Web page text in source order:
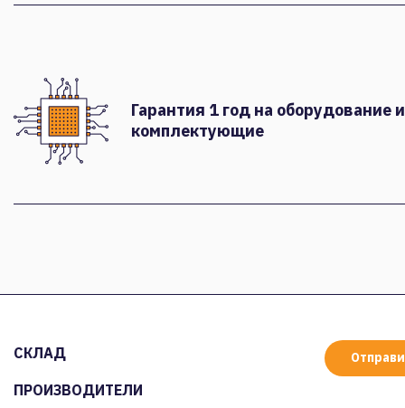
Гарантия 1 год на оборудование и
комплектующие
СКЛАД
ПРОИЗВОДИТЕЛИ